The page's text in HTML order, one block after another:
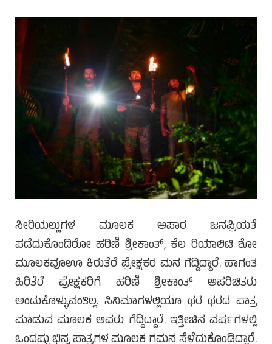
ಸೀರಿಯಲ್ಲುಗಳ ಮೂಲಕ ಅಪಾರ ಜನಪ್ರಿಯತೆ
ಪಡೆದುಕೊಂಡಿರೋ ಹರಿಣಿ ಶ್ರೀಕಾಂತ್, ಕೆಲ ರಿಯಾಲಿಟಿ ಶೋ
ಮೂಲಕವೂಊ ಕಿರುತೆರೆ ಪ್ರೇಕ್ಷಕರ ಮನ ಗೆದ್ದಿದ್ದಾರೆ. ಹಾಗಂತ
ಹಿರಿತೆರೆ ಪ್ರೇಕ್ಷಕರಿಗೆ ಹರಿಣಿ ಶ್ರೀಕಾಂತ್ ಅಪರಿಚಿತರು
ಅಂದುಕೊಳ್ಳುವಂತಿಲ್ಲ. ಸಿನಿಮಾಗಳಲ್ಲಿಯೂ ಥರ ಥರದ ಪಾತ್ರ
ಮಾಡುವ ಮೂಲಕ ಅವರು ಗೆದ್ದಿದ್ದಾರೆ. ಇತ್ತೀಚಿನ ವರ್ಷಗಳಲ್ಲಿ
ಒಂದಷ್ಟು ಭಿನ್ನ ಪಾತ್ರಗಳ ಮೂಲಕ ಗಮನ ಸೆಳೆದುಕೊಂಡಿದ್ದಾರೆ.